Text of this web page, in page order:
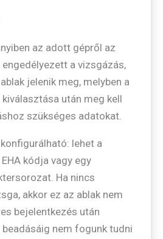
az adott gépről az
a vizsgázás,
jelenik meg, melyben a
után meg kell
szükséges adatokat.
lehet a
kódja vagy egy
Ha nincs
akkor ez az ablak nem
bejelentkezés után
nem fogunk tudni